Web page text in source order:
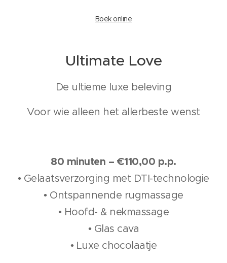
Boek online
Ultimate Love
De ultieme luxe beleving
Voor wie alleen het allerbeste wenst
80 minuten – €110,00 p.p.
• Gelaatsverzorging met DTI-technologie
• Ontspannende rugmassage
• Hoofd- & nekmassage
• Glas cava
• Luxe chocolaatje